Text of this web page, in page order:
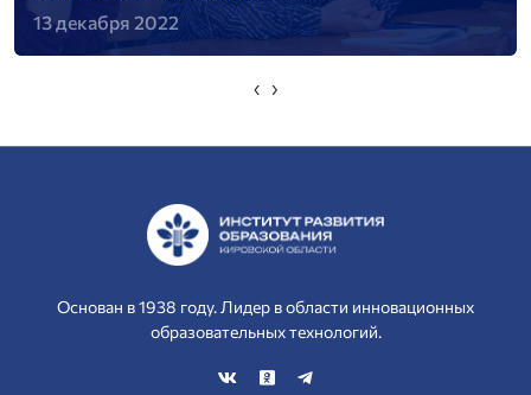
13 декабря 2022
‹ ›
Основан в 1938 году. Лидер в области инновационных
образовательных технологий.